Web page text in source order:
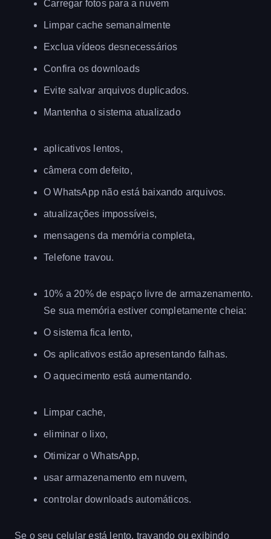
Carregar fotos para a nuvem
Limpar cache semanalmente
Exclua vídeos desnecessários
Confira os downloads
Evite salvar arquivos duplicados.
Mantenha o sistema atualizado
aplicativos lentos,
câmera com defeito,
O WhatsApp não está baixando arquivos.
atualizações impossíveis,
mensagens da memória completa,
Telefone travou.
10% a 20% de espaço livre de armazenamento.
Se sua memória estiver completamente cheia:
O sistema fica lento,
Os aplicativos estão apresentando falhas.
O aquecimento está aumentando.
Limpar cache,
eliminar o lixo,
Otimizar o WhatsApp,
usar armazenamento em nuvem,
controlar downloads automáticos.
Se o seu celular está lento, travando ou exibindo